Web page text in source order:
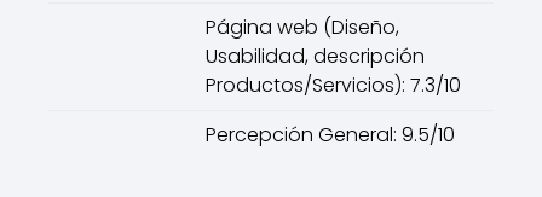
Página web (Diseño,
Usabilidad, descripción
Productos/Servicios): 7.3/10
Percepción General: 9.5/10